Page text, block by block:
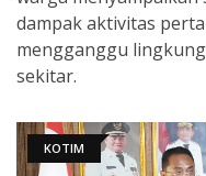
dampak aktivitas
mengganggu
sekitar.
KOTIM